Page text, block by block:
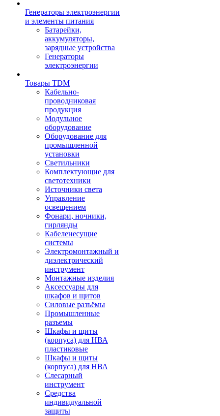
Генераторы электроэнергии
и элементы питания
Батарейки,
аккумуляторы,
зарядные устройства
Генераторы
электроэнергии
Товары TDM
Кабельно-
проводниковая
продукция
Модульное
оборудование
Оборудование для
промышленной
установки
Светильники
Комплектующие для
светотехники
Источники света
Управление
освещением
Фонари, ночники,
гирлянды
Кабеленесущие
системы
Электромонтажный и
диэлектрический
инструмент
Монтажные изделия
Аксессуары для
шкафов и щитов
Силовые разъёмы
Промышленные
разъемы
Шкафы и щиты
(корпуса) для НВА
пластиковые
Шкафы и щиты
(корпуса) для НВА
Слесарный
инструмент
Средства
индивидуальной
защиты